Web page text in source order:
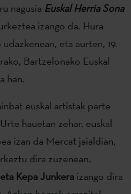
nagusia Euskal Herria Sona
izango da. Hura
eta aurten, 19.
Bartzelonako Euskal
han.
euskal artistak parte
hauetan zehar, euskal
izan da Mercat jaialdian,
dira zuzenean.
Kepa Junkera izango dira